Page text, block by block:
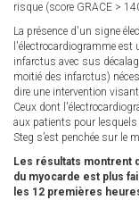
risque (score GRACE >
La présence d'un signe
l'électrocardiogramme est
infarctus avec sus
moitié des infarctus)
dire une intervention
Ceux dont
aux patients pour lesquels
Steg s’est penchée sur le
Les résultats montrent
du myocarde est plus
les 12 premières